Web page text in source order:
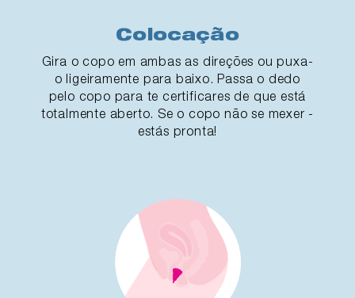
Colocação
Gira o copo em ambas as direções ou puxa-
o ligeiramente para baixo. Passa o dedo
pelo copo para te certificares de que está
totalmente aberto. Se o copo não se mexer -
estás pronta!